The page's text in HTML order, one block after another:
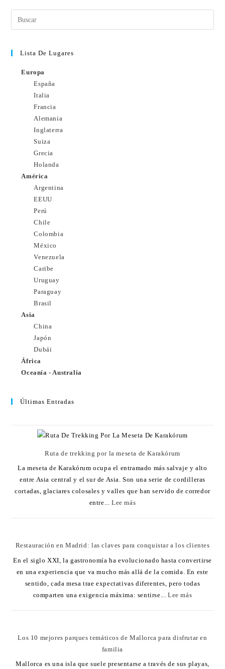
Lista De Lugares
Europa
España
Italia
Francia
Alemania
Inglaterra
Suiza
Grecia
Holanda
América
Argentina
EEUU
Perú
Chile
Colombia
México
Venezuela
Caribe
Uruguay
Paraguay
Brasil
Asia
China
Japón
Dubái
África
Oceanía - Australia
Últimas Entradas
Ruta de trekking por la meseta de Karakórum
La meseta de Karakórum ocupa el entramado más salvaje y alto
entre Asia central y el sur de Asia. Son una serie de cordilleras
cortadas, glaciares colosales y valles que han servido de corredor
entre...Lee más
Restauración en Madrid: las claves para conquistar a los clientes
En el siglo XXI, la gastronomía ha evolucionado hasta convertirse
en una experiencia que va mucho más allá de la comida. En este
sentido, cada mesa trae expectativas diferentes, pero todas
comparten una exigencia máxima: sentirse...Lee más
Los 10 mejores parques temáticos de Mallorca para disfrutar en
familia
Mallorca es una isla que suele presentarse a través de sus playas,